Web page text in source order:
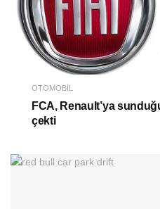
OTOMOBIL
FCA, Renault’ya
çekti